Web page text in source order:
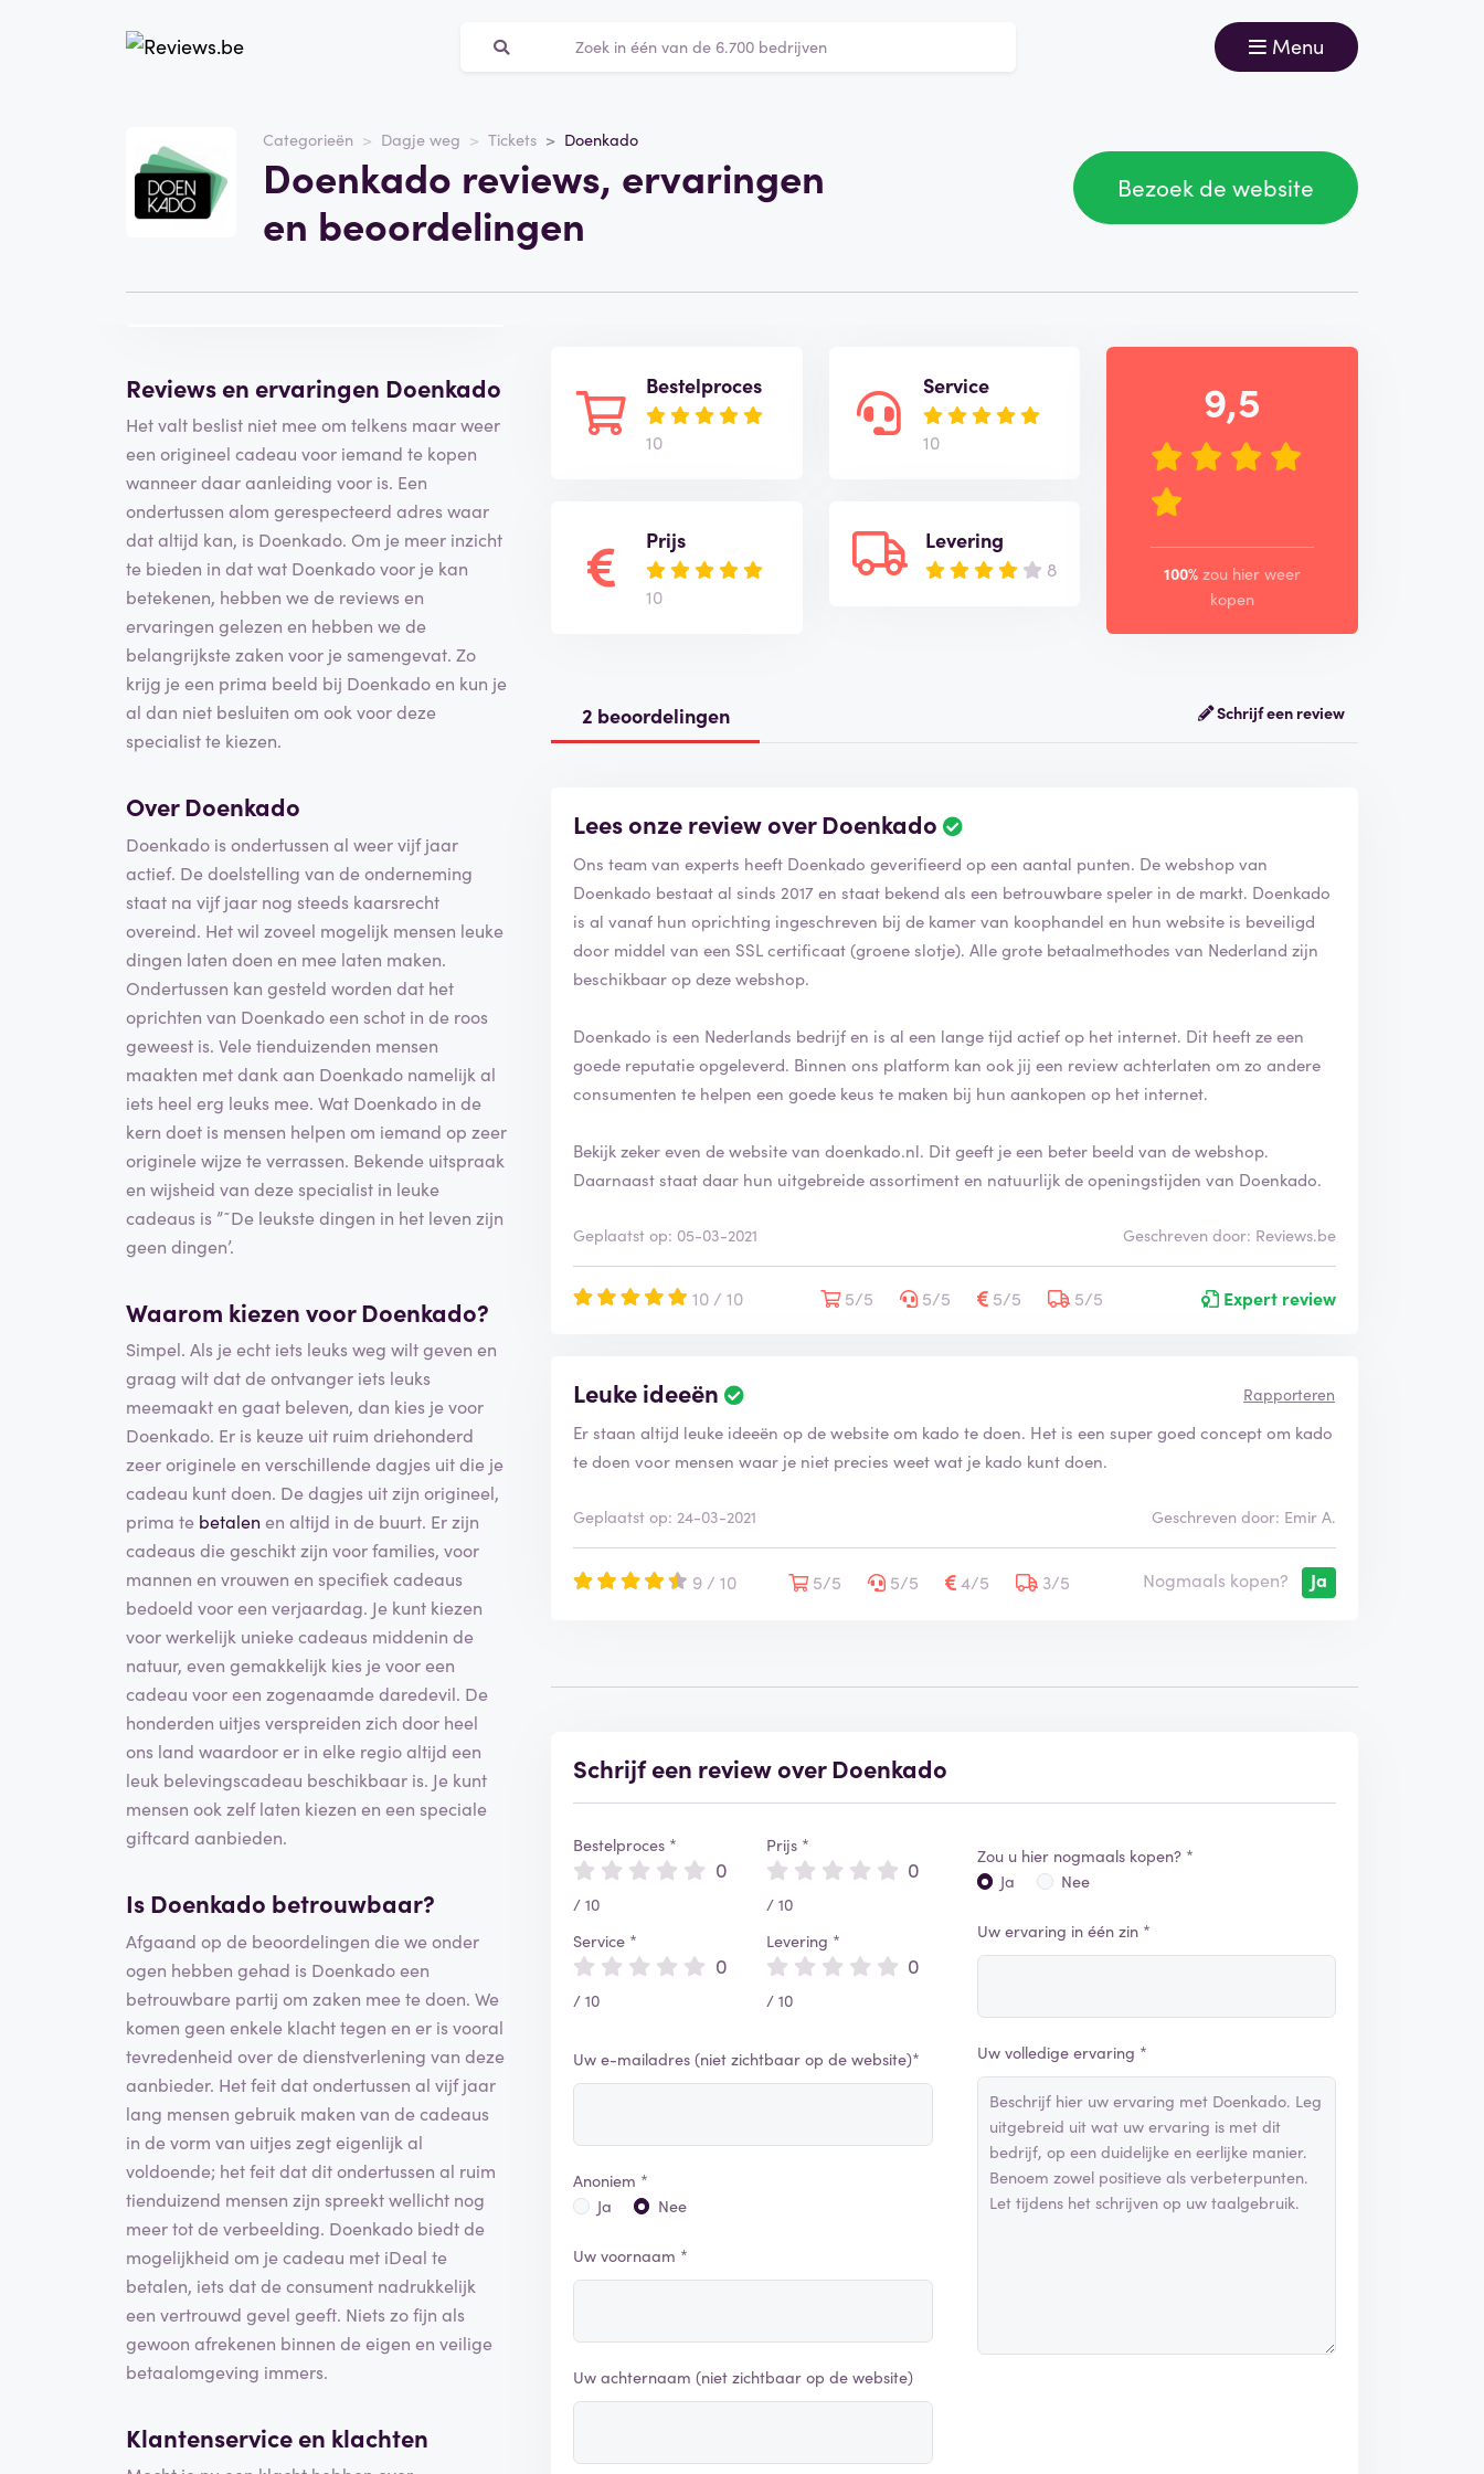
Menu
Categorieën Dagje weg Tickets Doenkado
Doenkado reviews, ervaringen
en beoordelingen
Bezoek de website
doenkado.nl
Categorie
Dagje weg
Reviews en ervaringen Doenkado
Het valt beslist niet mee om telkens maar weer
een origineel cadeau voor iemand te kopen
wanneer daar aanleiding voor is. Een
ondertussen alom gerespecteerd adres waar
dat altijd kan, is Doenkado. Om je meer inzicht
te bieden in dat wat Doenkado voor je kan
betekenen, hebben we de reviews en
ervaringen gelezen en hebben we de
belangrijkste zaken voor je samengevat. Zo
krijg je een prima beeld bij Doenkado en kun je
al dan niet besluiten om ook voor deze
specialist te kiezen.
Over Doenkado
Doenkado is ondertussen al weer vijf jaar
actief. De doelstelling van de onderneming
staat na vijf jaar nog steeds kaarsrecht
overeind. Het wil zoveel mogelijk mensen leuke
dingen laten doen en mee laten maken.
Ondertussen kan gesteld worden dat het
oprichten van Doenkado een schot in de roos
geweest is. Vele tienduizenden mensen
maakten met dank aan Doenkado namelijk al
iets heel erg leuks mee. Wat Doenkado in de
kern doet is mensen helpen om iemand op zeer
originele wijze te verrassen. Bekende uitspraak
en wijsheid van deze specialist in leuke
cadeaus is ”˜De leukste dingen in het leven zijn
geen dingen’.
Waarom kiezen voor Doenkado?
Simpel. Als je echt iets leuks weg wilt geven en
graag wilt dat de ontvanger iets leuks
meemaakt en gaat beleven, dan kies je voor
Doenkado. Er is keuze uit ruim driehonderd
zeer originele en verschillende dagjes uit die je
cadeau kunt doen. De dagjes uit zijn origineel,
prima te betalen en altijd in de buurt. Er zijn
cadeaus die geschikt zijn voor families, voor
mannen en vrouwen en specifiek cadeaus
bedoeld voor een verjaardag. Je kunt kiezen
voor werkelijk unieke cadeaus middenin de
natuur, even gemakkelijk kies je voor een
cadeau voor een zogenaamde daredevil. De
honderden uitjes verspreiden zich door heel
ons land waardoor er in elke regio altijd een
leuk belevingscadeau beschikbaar is. Je kunt
mensen ook zelf laten kiezen en een speciale
giftcard aanbieden.
Is Doenkado betrouwbaar?
Afgaand op de beoordelingen die we onder
ogen hebben gehad is Doenkado een
betrouwbare partij om zaken mee te doen. We
komen geen enkele klacht tegen en er is vooral
tevredenheid over de dienstverlening van deze
aanbieder. Het feit dat ondertussen al vijf jaar
lang mensen gebruik maken van de cadeaus
in de vorm van uitjes zegt eigenlijk al
voldoende; het feit dat dit ondertussen al ruim
tienduizend mensen zijn spreekt wellicht nog
meer tot de verbeelding. Doenkado biedt de
mogelijkheid om je cadeau met iDeal te
betalen, iets dat de consument nadrukkelijk
een vertrouwd gevel geeft. Niets zo fijn als
gewoon afrekenen binnen de eigen en veilige
betaalomgeving immers.
Klantenservice en klachten
Bestelproces
10
Prijs
10
Service
10
Levering
8
9,5
100% zou hier weer
kopen
2 beoordelingen Schrijf een review
Lees onze review over Doenkado
Ons team van experts heeft Doenkado geverifieerd op een aantal punten. De webshop van
Doenkado bestaat al sinds 2017 en staat bekend als een betrouwbare speler in de markt. Doenkado
is al vanaf hun oprichting ingeschreven bij de kamer van koophandel en hun website is beveiligd
door middel van een SSL certificaat (groene slotje). Alle grote betaalmethodes van Nederland zijn
beschikbaar op deze webshop.
Doenkado is een Nederlands bedrijf en is al een lange tijd actief op het internet. Dit heeft ze een
goede reputatie opgeleverd. Binnen ons platform kan ook jij een review achterlaten om zo andere
consumenten te helpen een goede keus te maken bij hun aankopen op het internet.
Bekijk zeker even de website van doenkado.nl. Dit geeft je een beter beeld van de webshop.
Daarnaast staat daar hun uitgebreide assortiment en natuurlijk de openingstijden van Doenkado.
Geplaatst op: 05-03-2021 Geschreven door: Reviews.be
10 / 10 5/5 5/5 5/5 5/5 Expert review
Leuke ideeën Rapporteren
Er staan altijd leuke ideeën op de website om kado te doen. Het is een super goed concept om kado
te doen voor mensen waar je niet precies weet wat je kado kunt doen.
Geplaatst op: 24-03-2021 Geschreven door: Emir A.
9 / 10 5/5 5/5 4/5 3/5 Nogmaals kopen? Ja
Schrijf een review over Doenkado
Bestelproces *
0
/ 10
Service *
0
/ 10
Prijs *
0
/ 10
Levering *
0
/ 10
Uw e-mailadres (niet zichtbaar op de website)*
Anoniem *
Ja
Nee
Uw voornaam *
Uw achternaam (niet zichtbaar op de website)
Zou u hier nogmaals kopen? *
Ja
Nee
Uw ervaring in één zin *
Uw volledige ervaring *